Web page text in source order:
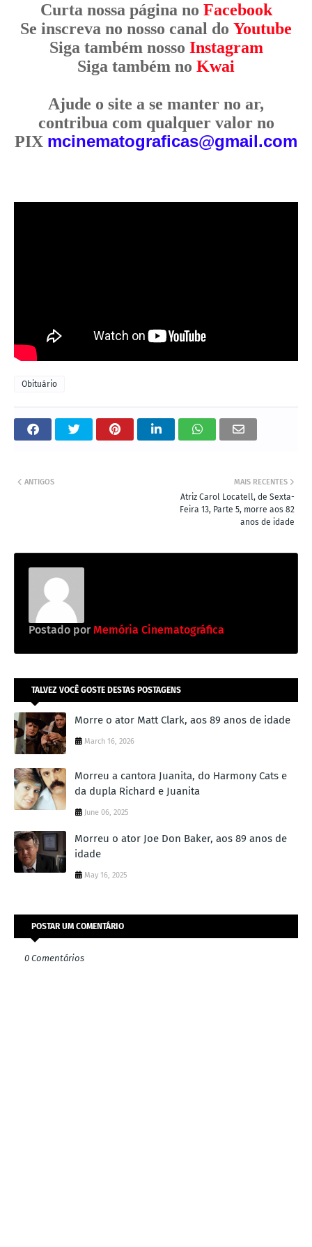
Curta nossa página no Facebook
Se inscreva no nosso canal do Youtube
Siga também nosso Instagram
Siga também no Kwai
Ajude o site a se manter no ar,
contribua com qualquer valor no
PIX mcinematograficas@gmail.com
Obituário
MAIS RECENTES
Atriz Carol Locatell, de Sexta-
Feira 13, Parte 5, morre aos 82
anos de idade
ANTIGOS
Postado por Memória Cinematográfica
TALVEZ VOCÊ GOSTE DESTAS POSTAGENS
Morre o ator Matt Clark, aos 89 anos de idade
March 16, 2026
Morreu a cantora Juanita, do Harmony Cats e
da dupla Richard e Juanita
June 06, 2025
Morreu o ator Joe Don Baker, aos 89 anos de
idade
May 16, 2025
POSTAR UM COMENTÁRIO
0 Comentários